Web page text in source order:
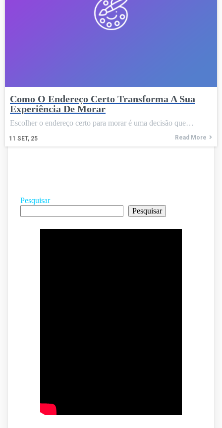
Como O Endereço Certo Transforma A Sua
Experiência De Morar
11 SET, 25
Escolher o endereço certo para morar é uma decisão que…
Read More
Pesquisar
Pesquisar